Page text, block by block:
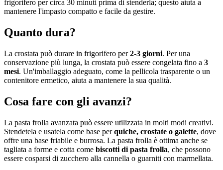
frigorifero per circa 30 minuti prima di stenderla; questo aiuta a
mantenere l'impasto compatto e facile da gestire.
Quanto dura?
La crostata può durare in frigorifero per2-3 giorni. Per una
conservazione più lunga, la crostata può essere congelata fino a 3
mesi. Un'imballaggio adeguato, come la pellicola trasparente o un
contenitore ermetico, aiuta a mantenere la sua qualità.
Cosa fare con gli avanzi?
La pasta frolla avanzata può essere utilizzata in molti modi creativi.
Stendetela e usatela come base perquiche, crostate o galette, dove
offre una base friabile e burrosa. La pasta frolla è ottima anche se
tagliata a forme e cotta come biscotti di pasta frolla, che possono
essere cosparsi di zucchero alla cannella o guarniti con marmellata.